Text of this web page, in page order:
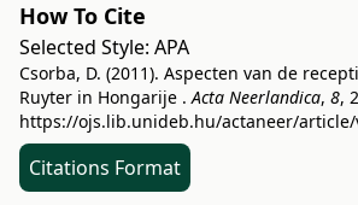
How To Cite
Selected Style: APA
Csorba, D. (2011). Aspecten van de
Ruyter in Hongarije .Acta Neerlandica, 8,
https://ojs.lib.unideb.hu/actaneer/article/
Citations Format